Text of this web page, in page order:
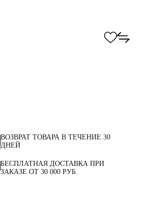
ВОЗВРАТ ТОВАРА В ТЕЧЕНИЕ 30
ДНЕЙ
БЕСПЛАТНАЯ ДОСТАВКА ПРИ
ЗАКАЗЕ ОТ 30 000 РУБ.